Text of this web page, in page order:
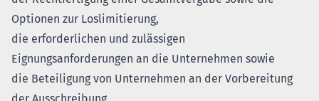
Optionen zur Loslimitierung,
die erforderlichen und zulässigen
Eignungsanforderungen an die Unternehmen sowie
die Beteiligung von Unternehmen an der Vorbereitung